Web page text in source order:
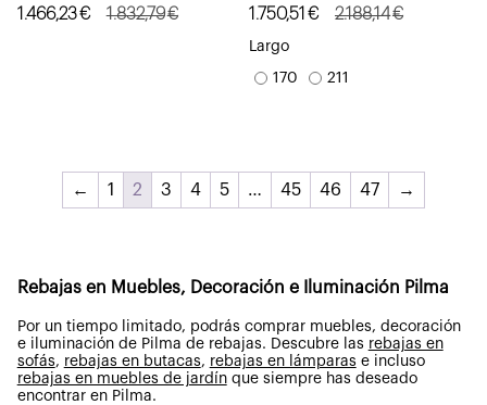
1.832,79€
El
1.466,23€
El
2.188,14€
El
precio
original
1.750,51 €
El
precio
actual
Largo
170 211
← 1 2 3 4 5 … 45 46 47 →
Rebajas en Muebles, Decoración e Iluminación Pilma
Por un tiempo limitado, podrás comprar muebles, decoración
e iluminación de Pilma de rebajas. Descubre las rebajas en
sofás, rebajas en butacas, rebajas en lámparas e incluso
rebajas en muebles de jardínque siempre has deseado
encontrar en Pilma.